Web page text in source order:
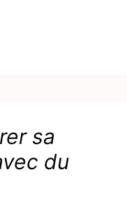
sa
du